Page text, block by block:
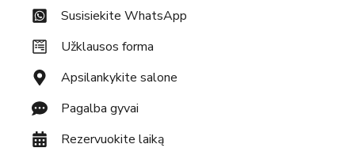
Susisiekite WhatsApp
Užklausos forma
Apsilankykite salone
Pagalba gyvai
Rezervuokite laiką